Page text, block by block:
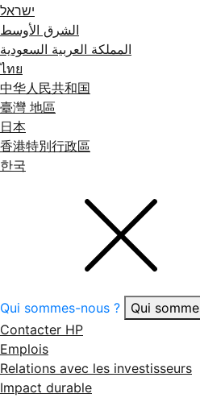
ישראל
الشرق الأوسط
المملكة العربية السعودية
ไทย
中华人民共和国
臺灣 地區
日本
香港特別行政區
한국
Qui sommes-nous ?
Qui
Contacter HP
Emplois
Relations avec les investisseurs
Impact durable